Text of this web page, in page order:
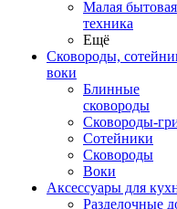
Малая бытовая
техника
Ещё
Сковороды,
воки
Блинные
сковороды
Сковороды-
Сотейники
Сковороды
Воки
Аксессуары для
Разделочные